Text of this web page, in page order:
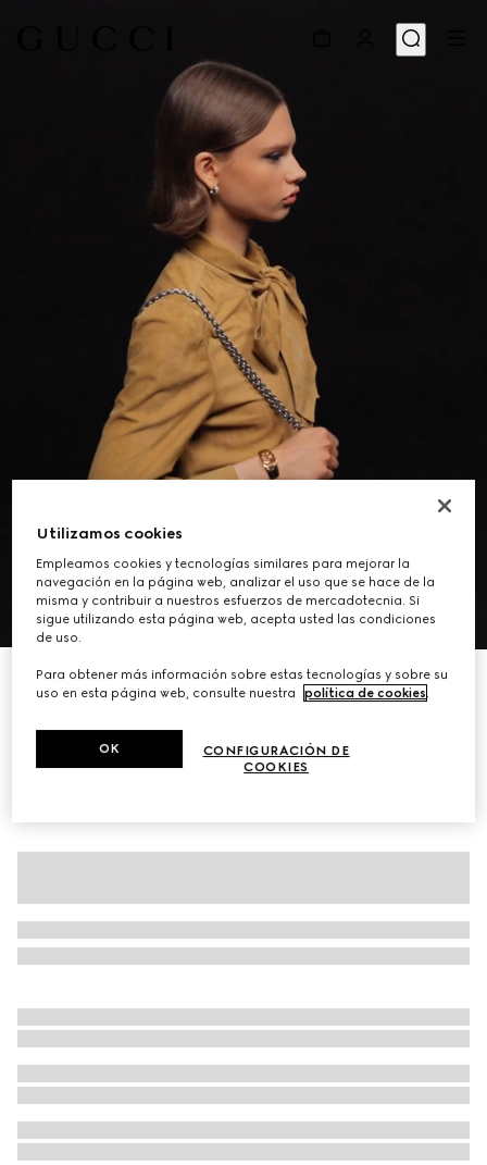
11
Bolsa para el hombro mediana Dionysus
MXN 72,700
Variacioneslona GG arena y café
Utilizamos cookies
Empleamos cookies y tecnologías similares para mejorar la
navegación en la página web, analizar el uso que se hace de la
misma y contribuir a nuestros esfuerzos de mercadotecnia. Si
sigue utilizando esta página web, acepta usted las condiciones
de uso.
Para obtener más información sobre estas tecnologías y sobre su
uso en esta página web, consulte nuestra
política de cookies.
CONFIGURACIÓN DE
COOKIES
OK